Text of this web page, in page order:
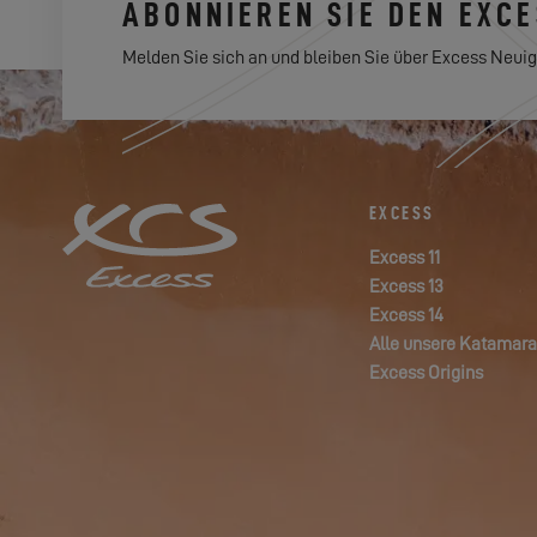
ABONNIEREN SIE DEN
Melden Sie sich an und bleiben Sie über Excess
EXCESS
Excess 11
Excess 13
Excess 14
Alle unsere
Excess Origins